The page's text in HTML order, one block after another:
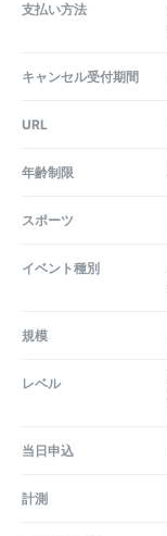
支払い方法
キャンセル受付期間
URL
年齢制限
スポーツ
イベント種別
規模
レベル
当日申込
計測